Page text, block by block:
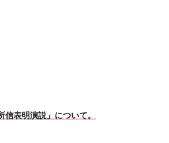
表明演説」について。